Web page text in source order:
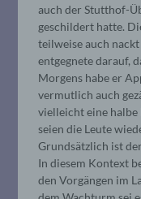
auch der Stutthof-
geschildert hatte.
teilweise auch
entgegnete darauf,
Morgens habe er
vermutlich auch
vielleicht eine halbe
seien die Leute
Grundsätzlich ist
In diesem Kontext
den Vorgängen im